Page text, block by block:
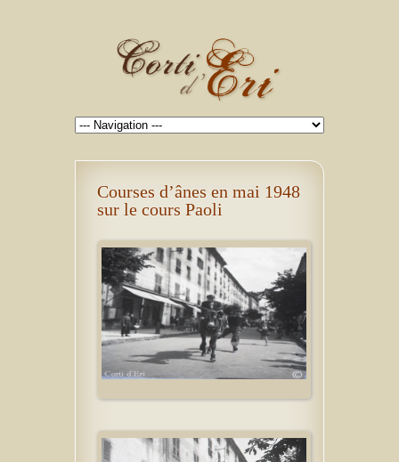
Courses d’ânes en mai 1948
sur le cours Paoli